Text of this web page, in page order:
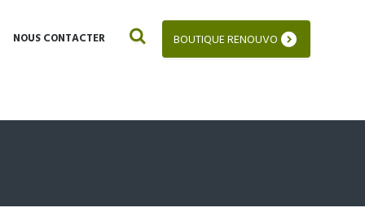
BOUTIQUE RENOUVO
NOUS CONTACTER